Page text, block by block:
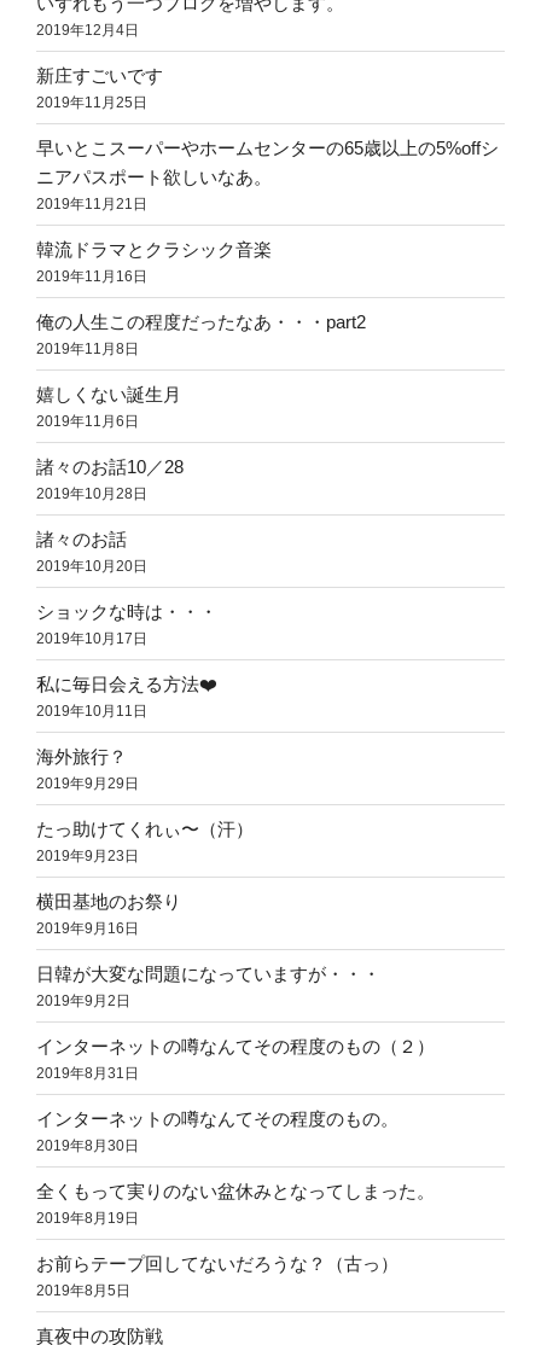
2019年12月4日
新庄すごいです
2019年11月25日
早いとこスーパーやホームセンターの65歳以上の5%offシ
ニアパスポート欲しいなあ。
2019年11月21日
韓流ドラマとクラシック音楽
2019年11月16日
俺の人生この程度だったなあ・・・part2
2019年11月8日
嬉しくない誕生月
2019年11月6日
諸々のお話10／28
2019年10月28日
諸々のお話
2019年10月20日
ショックな時は・・・
2019年10月17日
私に毎日会える方法❤️
2019年10月11日
海外旅行？
2019年9月29日
たっ助けてくれぃ〜（汗）
2019年9月23日
横田基地のお祭り
2019年9月16日
日韓が大変な問題になっていますが・・・
2019年9月2日
インターネットの噂なんてその程度のもの（２）
2019年8月31日
インターネットの噂なんてその程度のもの。
2019年8月30日
全くもって実りのない盆休みとなってしまった。
2019年8月19日
お前らテープ回してないだろうな？（古っ）
2019年8月5日
真夜中の攻防戦